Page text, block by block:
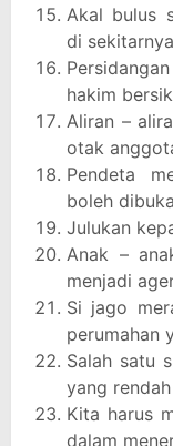
Akal bulus
di
hakim
Aliran –
otak
Pendeta
boleh
Julukan
Anak –
menjadi
Si jago
perumahan
Salah satu
yang
Kita harus
dalam